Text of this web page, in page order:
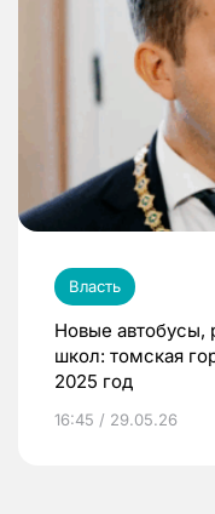
Власть
Новые автобусы,
школ: томская
2025 год
16:45 / 29.05.26